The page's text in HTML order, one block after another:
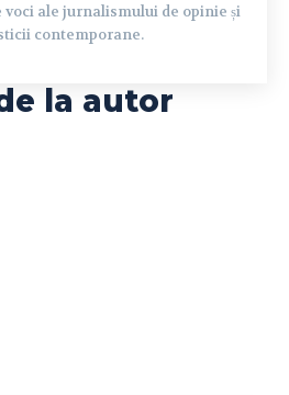
ale jurnalismului de opinie și
contemporane.
la autor